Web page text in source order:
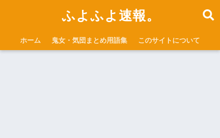
ふよふよ速報。
ホーム 鬼女・気団まとめ用語集 このサイトについて